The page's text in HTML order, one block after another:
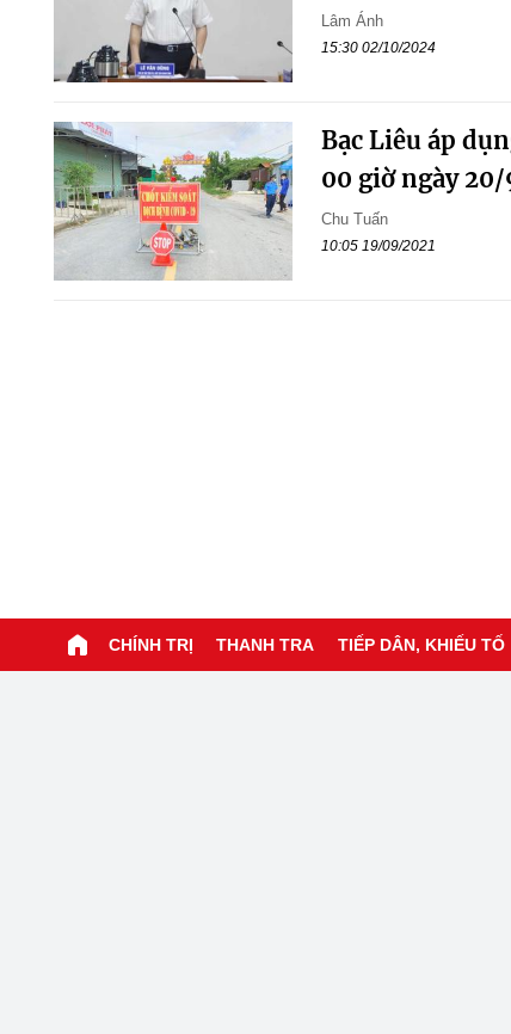
Lâm Ánh
15:30 02/10/2024
Bạc Liêu áp
00 giờ ngày 20/
Chu Tuấn
10:05 19/09/2021
CHÍNH TRỊ THANH TRA TIẾP DÂN, KHIẾU TỐ